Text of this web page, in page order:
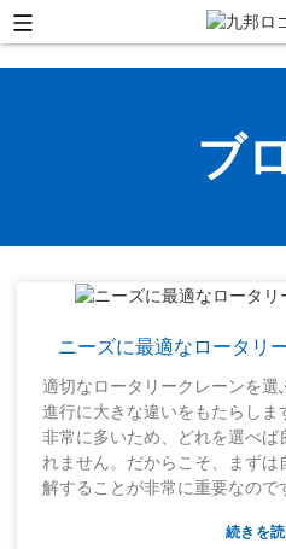
ブ
ニーズに最適なロータリ
適切なロータリークレーンを
進行に大きな違いをもたらし
非常に多いため、どれを選べば
れません。だからこそ、まず
解することが非常に重要なので
レーンにはそれぞれ独自の仕
続きを